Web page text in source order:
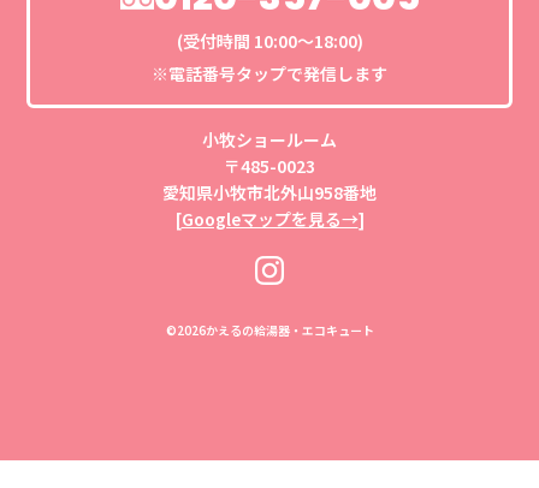
(受付時間 10:00〜18:00)
※電話番号タップで発信します
小牧ショールーム
〒485-0023
愛知県小牧市北外山958番地
[Googleマップを見る→]
©2026かえるの給湯器・エコキュート